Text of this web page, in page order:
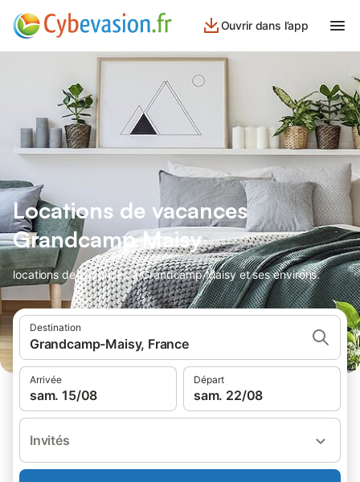
Ouvrir dans l’app
Locations de vacances
Grandcamp Maisy
locations de vacances à Grandcamp Maisy et ses environs.
Destination
Grandcamp-Maisy, France
Arrivée
sam. 15/08
Départ
sam. 22/08
Invités